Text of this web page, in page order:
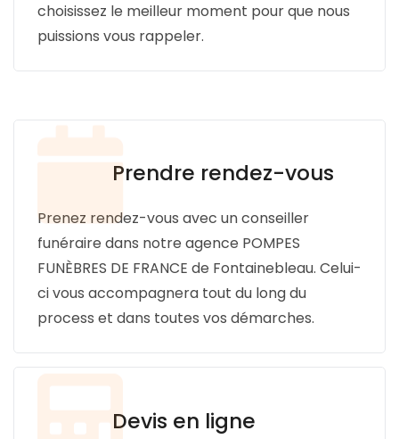
Rapatriement
Services aux familles
choisissez le meilleur moment pour que nous
puissions vous rappeler.
Prendre rendez-vous
Prenez rendez-vous avec un conseiller
funéraire dans notre agence POMPES
FUNÈBRES DE FRANCE de Fontainebleau. Celui-
ci vous accompagnera tout du long du
process et dans toutes vos démarches.
Devis en ligne